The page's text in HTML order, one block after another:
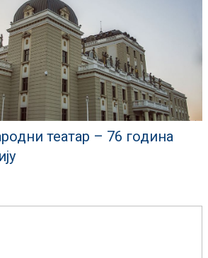
театар – 76 година